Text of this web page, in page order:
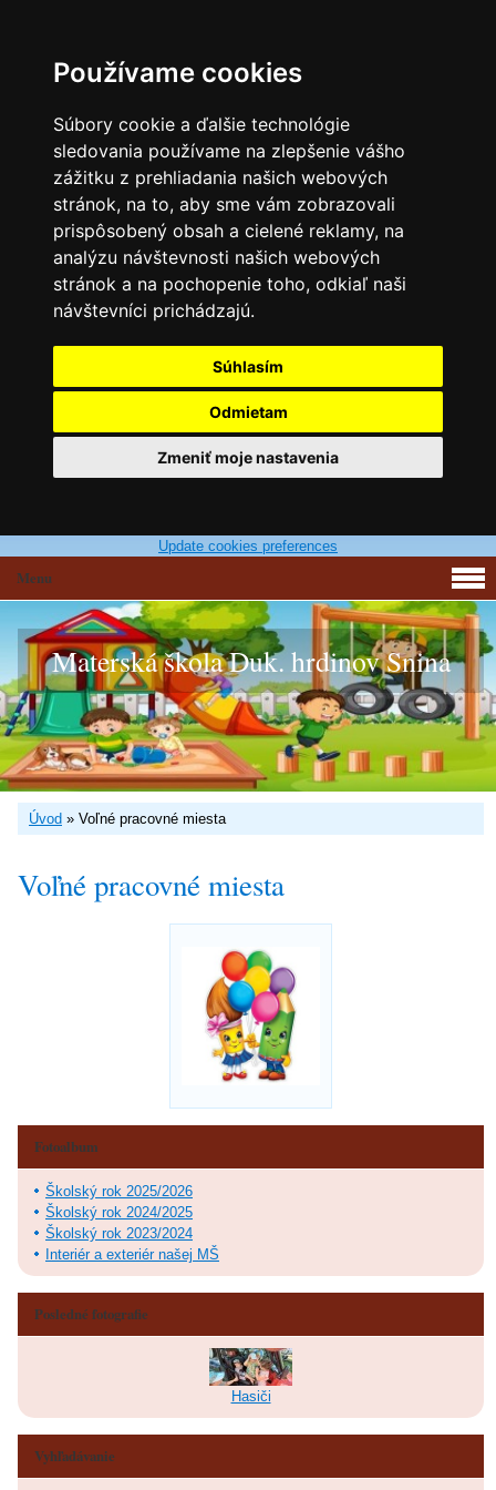
Používame cookies
Súbory cookie a ďalšie technológie
sledovania používame na zlepšenie vášho
zážitku z prehliadania našich webových
stránok, na to, aby sme vám zobrazovali
prispôsobený obsah a cielené reklamy, na
analýzu návštevnosti našich webových
stránok a na pochopenie toho, odkiaľ naši
návštevníci prichádzajú.
Súhlasím
Odmietam
Zmeniť moje nastavenia
Update cookies preferences
Materská škola Duk. hrdinov Snina
Úvod » Voľné pracovné miesta
Voľné pracovné miesta
Menu
Fotoalbum
Školský rok 2025/2026
Školský rok 2024/2025
Školský rok 2023/2024
Interiér a exteriér našej MŠ
Posledné fotografie
Hasiči
Vyhľadávanie